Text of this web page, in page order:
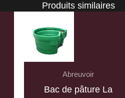
Produits similaires
Abreuvoir
Bac de pâture La